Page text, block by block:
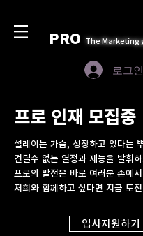
PRO The Marketing
로그인
프로 인재 모집중
설레이는 가슴, 성장하고 있다는
견딜수 없는 열정과 재능을 발휘
프로의 발전은 바로 여러분 손에
저희와 함께하고 싶다면 지금 도
입사지원하기